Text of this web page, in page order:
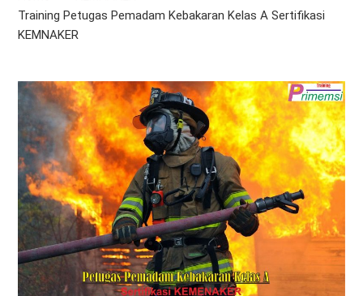
Training Petugas Pemadam Kebakaran Kelas A Sertifikasi
KEMNAKER